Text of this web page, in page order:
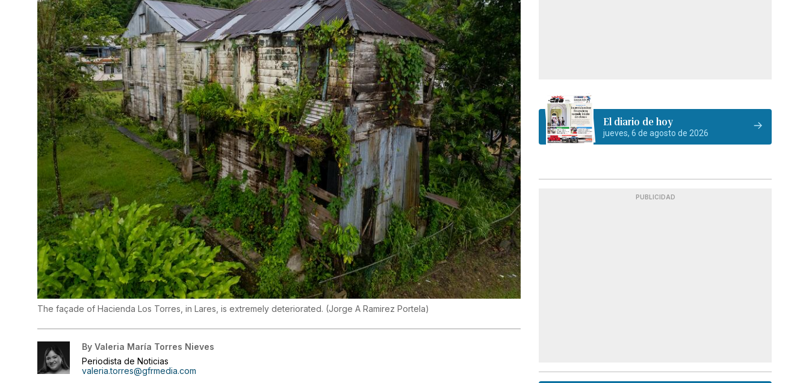
The façade of Hacienda Los Torres, in Lares, is extremely deteriorated. (Jorge A Ramirez Portela)
By Valeria María Torres Nieves
Periodista de Noticias
valeria.torres@gfrmedia.com
El diario de hoy
jueves, 6 de agosto de 2026
PUBLICIDAD